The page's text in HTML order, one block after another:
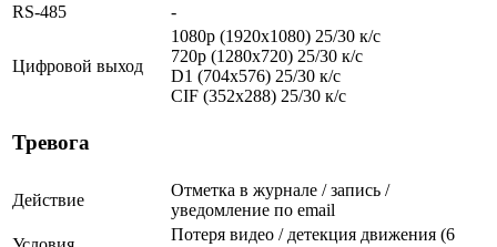
RS-485
-
Цифровой выход
1080p (1920х1080) 25/30 к/с
720p (1280x720) 25/30 к/с
D1 (704x576) 25/30 к/с
CIF (352x288) 25/30 к/с
Тревога
Действие
Отметка в журнале / запись /
уведомление по email
Потеря видео / детекция движения (6